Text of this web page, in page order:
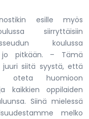
esille myös
siirryttäisiin
koulussa
jo pitkään. – Tämä
siitä syystä, että
oteta huomioon
kaikkien oppilaiden
Siinä mielessä
melko